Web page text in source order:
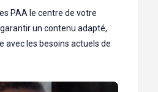
PAA le centre de votre
un contenu adapté,
avec les besoins actuels de